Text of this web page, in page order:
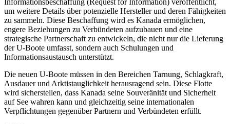
Informationsbeschaffung (Request for Information) veröffentlicht,
um weitere Details über potenzielle Hersteller und deren Fähigkeiten
zu sammeln. Diese Beschaffung wird es Kanada ermöglichen,
engere Beziehungen zu Verbündeten aufzubauen und eine
strategische Partnerschaft zu entwickeln, die nicht nur die Lieferung
der U-Boote umfasst, sondern auch Schulungen und
Informationsaustausch unterstützt.
Die neuen U-Boote müssen in den Bereichen Tarnung, Schlagkraft,
Ausdauer und Arktistauglichkeit herausragend sein. Diese Flotte
wird sicherstellen, dass Kanada seine Souveränität und Sicherheit
auf See wahren kann und gleichzeitig seine internationalen
Verpflichtungen gegenüber Partnern und Verbündeten erfüllt.